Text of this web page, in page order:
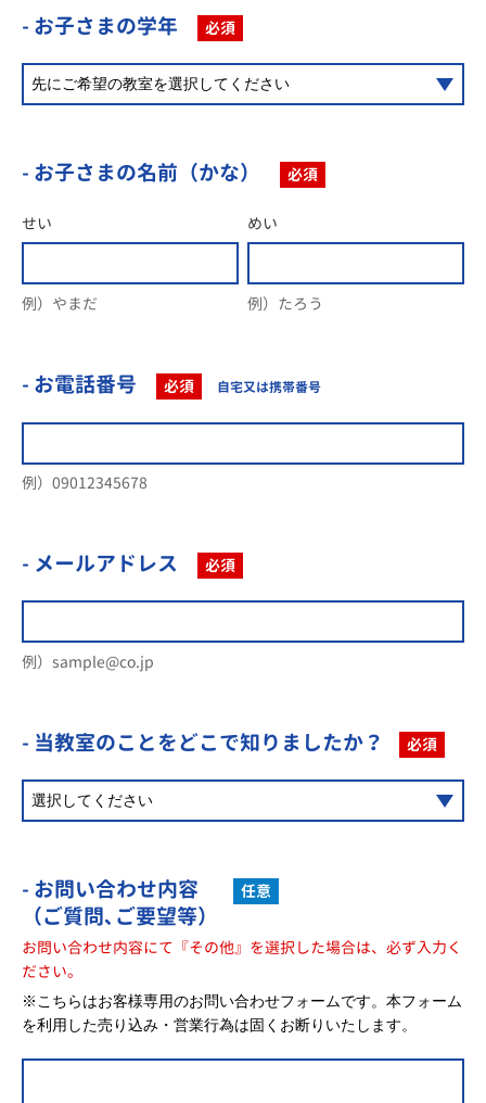
- お子さまの学年 必須
- お子さまの名前（かな） 必須
せい
例）やまだ
めい
例）たろう
- お電話番号 必須 自宅又は携帯番号
例）09012345678
- メールアドレス 必須
例）sample@co.jp
- 当教室のことをどこで知りましたか？ 必須
- お問い合わせ内容
（ご質問､ご要望等）
任意
お問い合わせ内容にて『その他』を選択した場合は、必ず入力く
ださい。
※こちらはお客様専用のお問い合わせフォームです。本フォーム
を利用した売り込み・営業行為は固くお断りいたします。